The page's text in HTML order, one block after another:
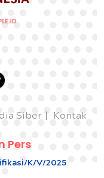
Siber Kontak
Pers
K/V/2025